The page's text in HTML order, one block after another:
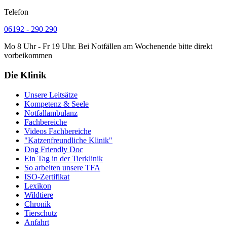
Telefon
06192 - 290 290
Mo 8 Uhr - Fr 19 Uhr. Bei Notfällen am Wochenende bitte direkt
vorbeikommen
Die Klinik
Unsere Leitsätze
Kompetenz & Seele
Notfallambulanz
Fachbereiche
Videos Fachbereiche
"Katzenfreundliche Klinik"
Dog Friendly Doc
Ein Tag in der Tierklinik
So arbeiten unsere TFA
ISO-Zertifikat
Lexikon
Wildtiere
Chronik
Tierschutz
Anfahrt